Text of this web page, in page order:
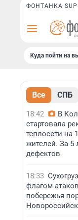
ФОНТАНКА SUP
Куда пойти на
Все СПБ
18:42
В
стартовала
теплосети на
жителей. За 5
дефектов
18:33
флагом
побережья
Новороссийск